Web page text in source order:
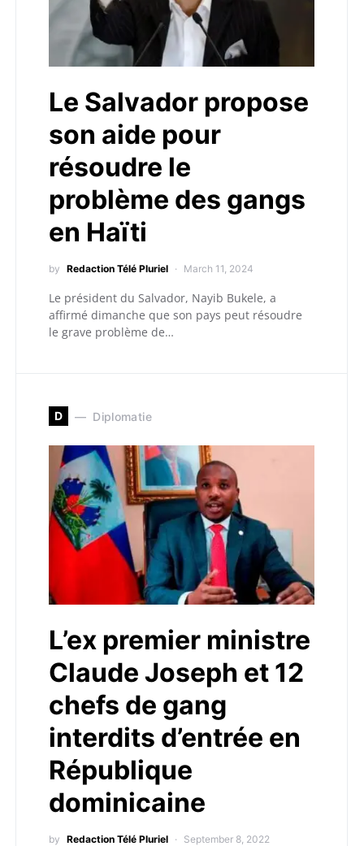
Le Salvador propose
son aide pour
résoudre le
problème des gangs
en Haïti
by Redaction Télé Pluriel March 11, 2024
Le président du Salvador, Nayib Bukele, a
affirmé dimanche que son pays peut résoudre
le grave problème de…
D Diplomatie
L’ex premier ministre
Claude Joseph et 12
chefs de gang
interdits d’entrée en
République
dominicaine
by Redaction Télé Pluriel September 8, 2022